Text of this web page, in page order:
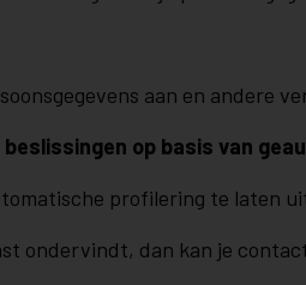
aan en andere
op basis van
profilering te laten
ondervindt, dan kan je